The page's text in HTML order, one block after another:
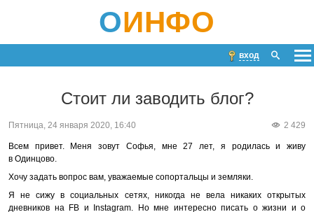
ОИНФО
вход
Стоит ли заводить блог?
2 429
Пятница, 24 января 2020, 16:40
Всем привет. Меня зовут Софья, мне 27 лет, я родилась и живу
в Одинцово.
Хочу задать вопрос вам, уважаемые сопортальцы и земляки.
Я не сижу в социальных сетях, никогда не вела никаких открытых
дневников на FB и Instagram. Но мне интересно писать о жизни и о